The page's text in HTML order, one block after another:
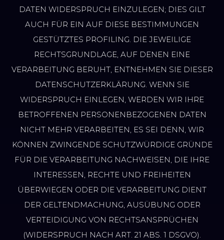
DATEN WIDERSPRUCH EINZULEGEN; DIES GILT
AUCH FÜR EIN AUF DIESE BESTIMMUNGEN
GESTÜTZTES PROFILING. DIE JEWEILIGE
RECHTSGRUNDLAGE, AUF DENEN EINE
VERARBEITUNG BERUHT, ENTNEHMEN SIE DIESER
DATENSCHUTZERKLÄRUNG. WENN SIE
WIDERSPRUCH EINLEGEN, WERDEN WIR IHRE
BETROFFENEN PERSONENBEZOGENEN DATEN
NICHT MEHR VERARBEITEN, ES SEI DENN, WIR
KÖNNEN ZWINGENDE SCHUTZWÜRDIGE GRÜNDE
FÜR DIE VERARBEITUNG NACHWEISEN, DIE IHRE
INTERESSEN, RECHTE UND FREIHEITEN
ÜBERWIEGEN ODER DIE VERARBEITUNG DIENT
DER GELTENDMACHUNG, AUSÜBUNG ODER
VERTEIDIGUNG VON RECHTSANSPRÜCHEN
(WIDERSPRUCH NACH ART. 21 ABS. 1 DSGVO).